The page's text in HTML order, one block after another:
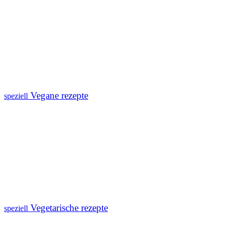
speziell Vegane rezepte
speziell Vegetarische rezepte